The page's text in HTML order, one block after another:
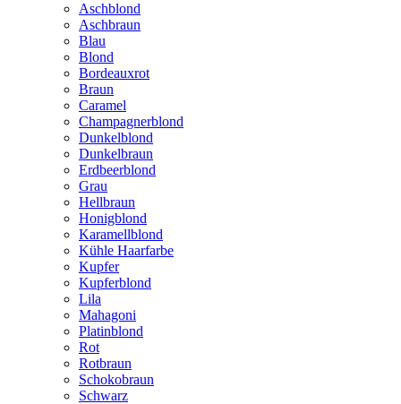
Aschblond
Aschbraun
Blau
Blond
Bordeauxrot
Braun
Caramel
Champagnerblond
Dunkelblond
Dunkelbraun
Erdbeerblond
Grau
Hellbraun
Honigblond
Karamellblond
Kühle Haarfarbe
Kupfer
Kupferblond
Lila
Mahagoni
Platinblond
Rot
Rotbraun
Schokobraun
Schwarz